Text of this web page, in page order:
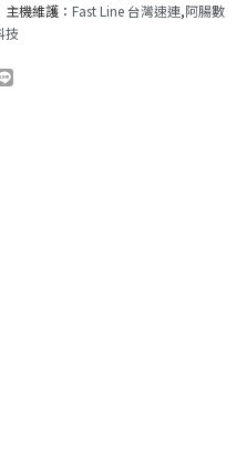
機維護： Fast Line 台灣速連,阿腸數
技